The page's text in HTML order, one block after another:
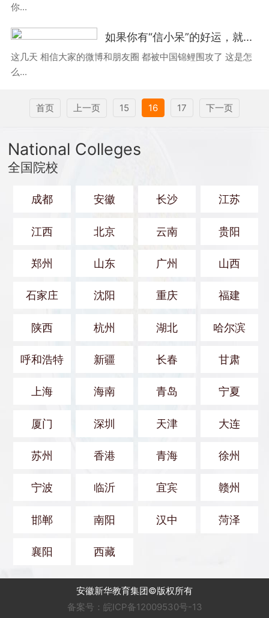
你...
如果你有“信小呆”的好运，就...
这几天 相信大家的微博和朋友圈 都被中国锦鲤围攻了 这是怎
么...
首页 上一页 15 16 17 下一页
National Colleges
全国院校
成都 安徽 长沙 江苏
江西 北京 云南 贵阳
郑州 山东 广州 山西
石家庄 沈阳 重庆 福建
陕西 杭州 湖北 哈尔滨
呼和浩特 新疆 长春 甘肃
上海 海南 青岛 宁夏
厦门 深圳 天津 大连
苏州 香港 青海 徐州
宁波 临沂 宜宾 赣州
邯郸 南阳 汉中 菏泽
襄阳 西藏
安徽新华教育集团©版权所有
备案号：皖ICP备12009530号-13